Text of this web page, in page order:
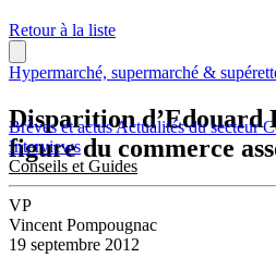
Brèves et actusActualités du secteur
Interviews
Conseils et Guides
Retour à la liste
Hypermarché, supermarché &
Disparition d’Edouard
figure du commerce
VP
Vincent Pompougnac
19 septembre 2012